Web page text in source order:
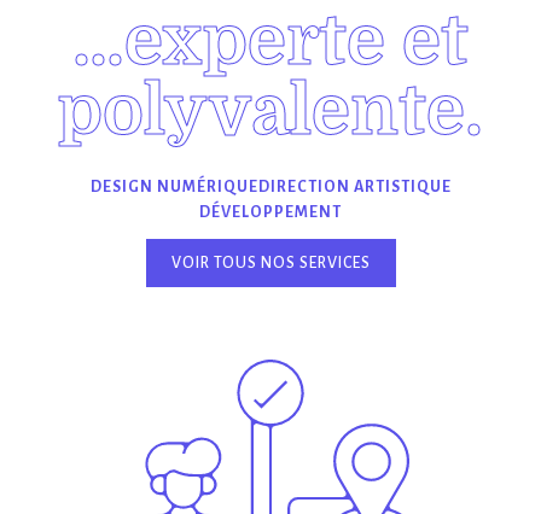
…experte et
polyvalente.
DESIGN NUMÉRIQUE DIRECTION ARTISTIQUE
DÉVELOPPEMENT
VOIR TOUS NOS SERVICES